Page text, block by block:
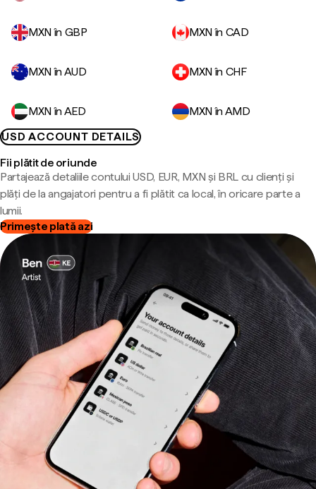
MXN în GBP MXN în CAD
MXN în AUD MXN în CHF
MXN în AED
MXN în AMD
USD ACCOUNT DETAILS
Fii plătit de oriunde
Partajează detaliile contului USD, EUR, MXN și BRL cu clienți și
plăți de la angajatori pentru a fi plătit ca local, în oricare parte a
lumii.
Primește plată azi